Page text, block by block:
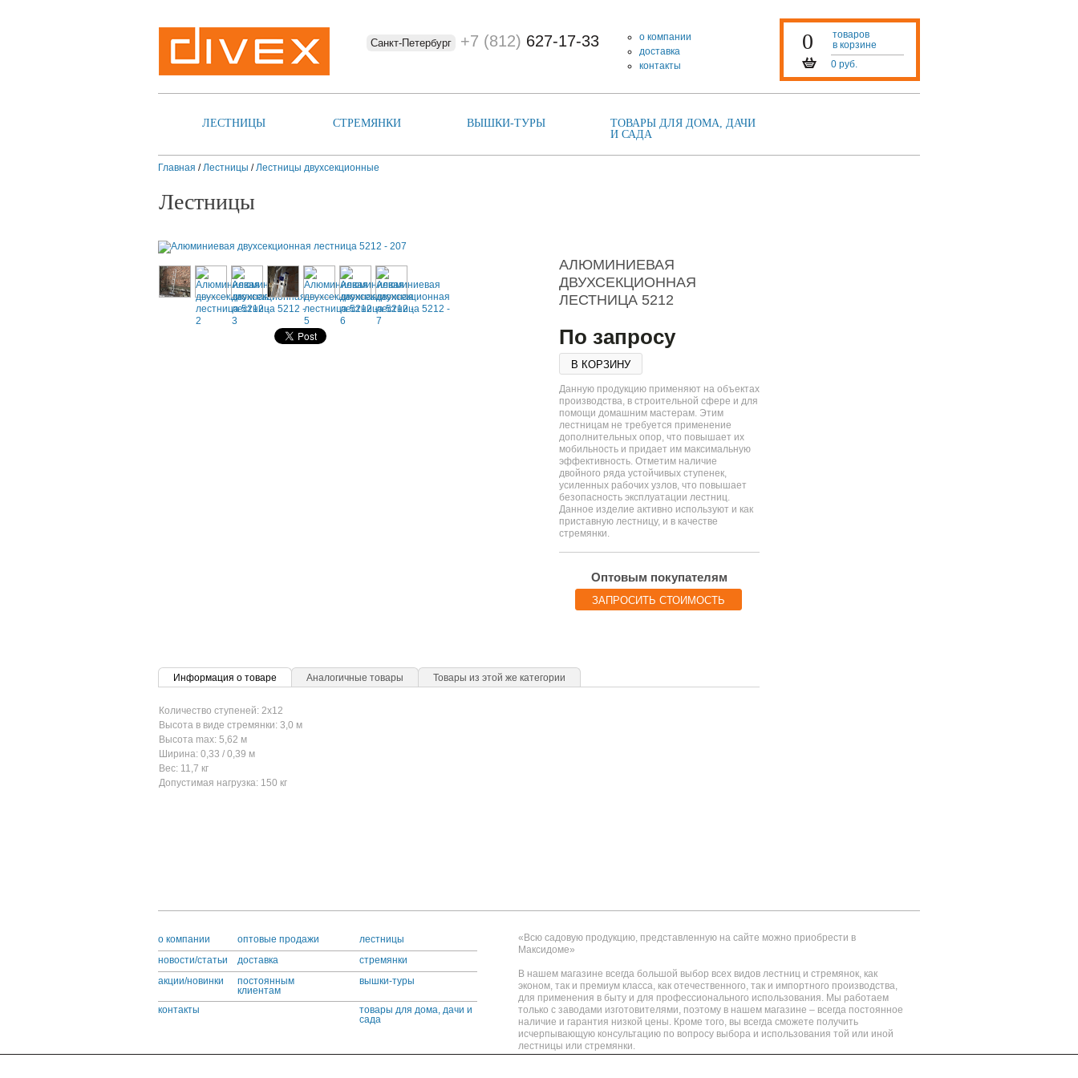
Санкт-Петербург +7 (812) 627-17-33
о компании
доставка
контакты
0
товаров
в корзине
0 руб.
ЛЕСТНИЦЫ СТРЕМЯНКИ ВЫШКИ-ТУРЫ
ТОВАРЫ ДЛЯ ДОМА, ДАЧИ
И САДА
Главная /Лестницы /Лестницы двухсекционные
Лестницы
АЛЮМИНИЕВАЯ
ДВУХСЕКЦИОННАЯ
ЛЕСТНИЦА 5212
По запросу
В КОРЗИНУ
Данную продукцию применяют на объектах
производства, в строительной сфере и для
помощи домашним мастерам. Этим
лестницам не требуется применение
дополнительных опор, что повышает их
мобильность и придает им максимальную
эффективность. Отметим наличие
двойного ряда устойчивых ступенек,
усиленных рабочих узлов, что повышает
безопасность эксплуатации лестниц.
Данное изделие активно используют и как
приставную лестницу, и в качестве
стремянки.
Оптовым покупателям
ЗАПРОСИТЬ СТОИМОСТЬ
Информация о товаре Аналогичные товары Товары из этой же категории
Количество ступеней: 2x12
Высота в виде стремянки: 3,0 м
Высота max: 5,62 м
Ширина: 0,33 / 0,39 м
Вес: 11,7 кг
Допустимая нагрузка: 150 кг
o компании
новости/статьи
акции/новинки
контакты
оптовые продажи
доставка
постоянным
клиентам
лестницы
стремянки
вышки-туры
товары для дома, дачи и
сада
«Всю садовую продукцию, представленную на сайте можно приобрести в
Максидоме»
В нашем магазине всегда большой выбор всех видов лестниц и стремянок, как
эконом, так и премиум класса, как отечественного, так и импортного производства,
для применения в быту и для профессионального использования. Мы работаем
только с заводами изготовителями, поэтому в нашем магазине – всегда постоянное
наличие и гарантия низкой цены. Кроме того, вы всегда сможете получить
исчерпывающую консультацию по вопросу выбора и использования той или иной
лестницы или стремянки.